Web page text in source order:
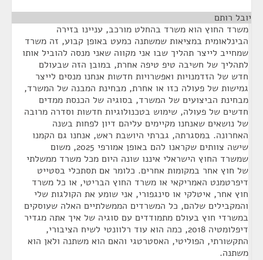
יובל רותם
משרד החוץ הוא משרד בהחלט מורכב, עניינו בזירה
הבינלאומית במציאות שמשתנה כמעט באופן קבוע, זה משרד
שמחייב לייצר תהליך שבו אני מקווה שאני מנסה להוביל אותו
לתהליך של חשיבה טיפ טיפה אחרת, במובן הזה שבעולם
חדש של הזדמנויות ואפשרויות חדשות אנחנו מנסים לייצר
גמישות של פעולה כזו או אחרת, מבחינת המבנה של המשרד,
מבחינת הביצועים של המשרד, בסוגיה של הכנסת ממדים
חדשים של פעולה, שימוש בטכנולוגיות חדשות וסדרה מרובה
של נושאים שאנחנו מקיימים עליהם דיון לפחות בשנה
האחרונה. במסגרתה, גברתי היושבת ראש, אנחנו גם הקמנו
שישה צוותים שקראנו להם באופן אמורפי 2025, משום
שמשרד החוץ הישראלי איננו שונה היום מכל משרד ממשלתי
של חוץ אחר במקומות אחרים. כלומר אם תסתכלי בסטייט
דיפרטמנט האמריקאי או משרד החוץ הבריטי, או כל משרד
חוץ אחר, איטלקי או סינגפורי, אני שומע את הקולגות שלי
והמקבילים שלהם, כל המשרדים הממשלתיים האלה שעוסקים
במשרדי חוץ בעולם מתמודדים עם סוגיה של איך אתה מגדיר
דיפלומטיה 2018, כמה הוא עוד רלוונטי לשיח הציבורי,
התקשורתי, הפוליטי, האסטרטגי והאם הוא משתנה ולאן הוא
משתנה.